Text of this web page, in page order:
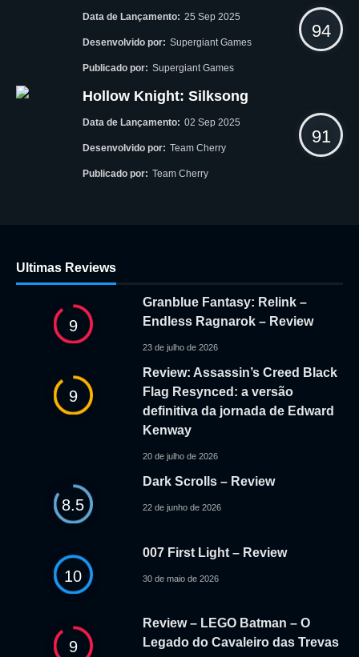
Data de Lançamento: 25 Sep 2025
Desenvolvido por: Supergiant Games
Publicado por: Supergiant Games
94
Hollow Knight: Silksong
Data de Lançamento: 02 Sep 2025
Desenvolvido por: Team Cherry
Publicado por: Team Cherry
91
Ultimas Reviews
9
Granblue Fantasy: Relink –
Endless Ragnarok – Review
23 de julho de 2026
9
Review: Assassin’s Creed Black
Flag Resynced: a versão
definitiva da jornada de Edward
Kenway
20 de julho de 2026
8.5
Dark Scrolls – Review
22 de junho de 2026
10
007 First Light – Review
30 de maio de 2026
9
Review – LEGO Batman – O
Legado do Cavaleiro das Trevas